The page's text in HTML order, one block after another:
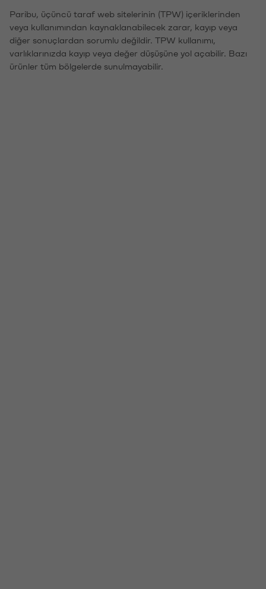
Paribu, üçüncü taraf web sitelerinin (TPW) içeriklerinden
veya kullanımından kaynaklanabilecek zarar, kayıp veya
diğer sonuçlardan sorumlu değildir. TPW kullanımı,
varlıklarınızda kayıp veya değer düşüşüne yol açabilir. Bazı
ürünler tüm bölgelerde sunulmayabilir.